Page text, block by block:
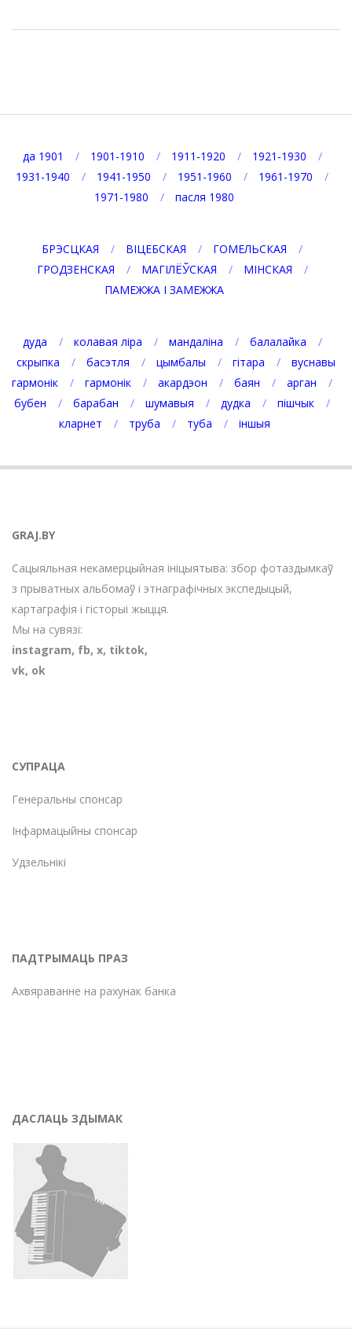
да 1901 1901-1910 1911-1920
1921-1930
1931-1940
1941-1950 1951-1960
1961-1970
1971-1980
пасля 1980
БРЭСЦКАЯ ВІЦЕБСКАЯ
ГОМЕЛЬСКАЯ
ГРОДЗЕНСКАЯ
МАГІЛЁЎСКАЯ
МІНСКАЯ
ПАМЕЖЖА І ЗАМЕЖЖА
дуда колавая ліра мандаліна
балалайка
скрыпка
басэтля цымбалы гітара
вуснавы
гармонік
гармонік акардэон баян
арган
бубен
барабан шумавыя дудка
пішчык
кларнет
труба туба іншыя
GRAJ.BY
Сацыяльная некамерцыйная ініцыятыва: збор фотаздымкаў
з прыватных альбомаў і этнаграфічных экспедыцый,
картаграфія і гісторыі жыцця.
Мы на сувязі:
instagram, fb, х, tiktok,
vk, ok
СУПРАЦА
Генеральны спонсар
Інфармацыйны спонсар
Удзельнікі
ПАДТРЫМАЦЬ ПРАЗ
Ахвяраванне на рахунак банка
ДАСЛАЦЬ ЗДЫМАК